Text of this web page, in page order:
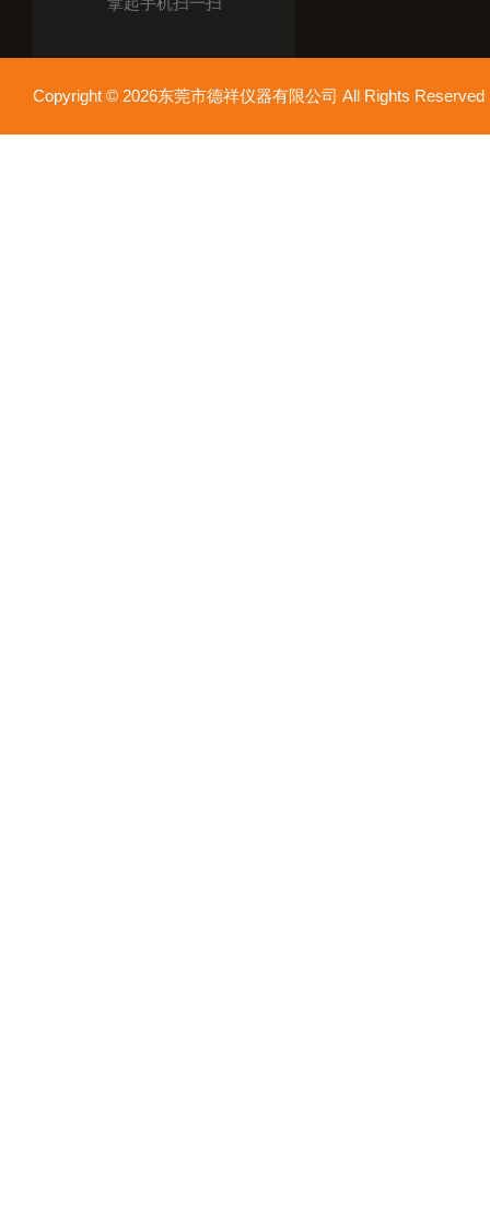
Copyright © 2026东莞市德祥仪器有限公司 All Rights